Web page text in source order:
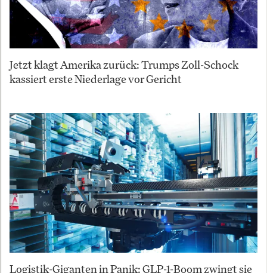
Jetzt klagt Amerika zurück: Trumps Zoll-Schock
kassiert erste Niederlage vor Gericht
Logistik-Giganten in Panik: GLP-1-Boom zwingt sie